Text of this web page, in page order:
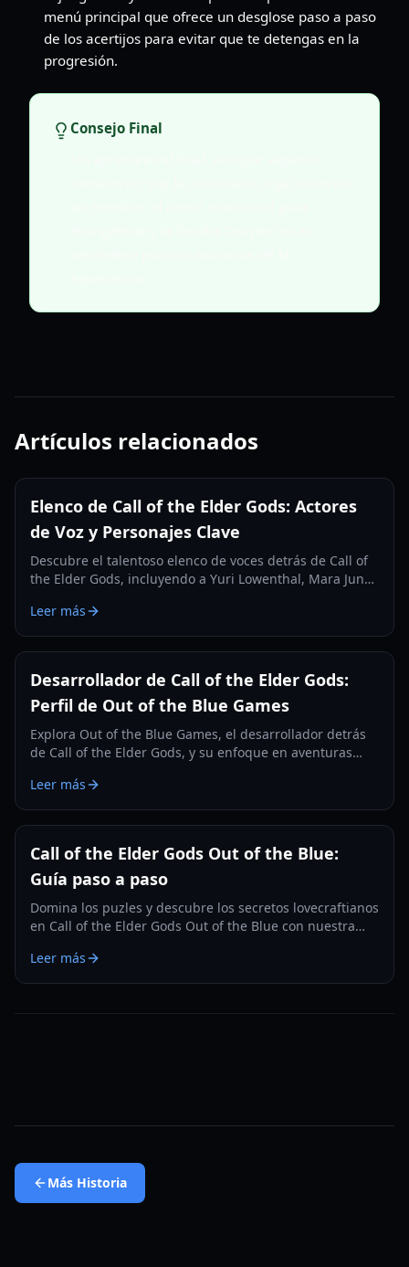
menú principal que ofrece un desglose paso a paso
de los acertijos para evitar que te detengas en la
progresión.
Consejo Final
Artículos relacionados
Elenco de Call of the Elder Gods: Actores
de Voz y Personajes Clave
Descubre el talentoso elenco de voces detrás de Call of
the Elder Gods, incluyendo a Yuri Lowenthal, Mara Junot
esta aventura lovecraftiana.
Leer más
Desarrollador de Call of the Elder Gods:
Perfil de Out of the Blue Games
Explora Out of the Blue Games, el desarrollador detrás
de Call of the Elder Gods, y su enfoque en aventuras
Leer más
Call of the Elder Gods Out of the Blue:
Guía paso a paso
Domina los puzles y descubre los secretos lovecraftianos
en Call of the Elder Gods Out of the Blue con nuestra
Leer más
Más Historia